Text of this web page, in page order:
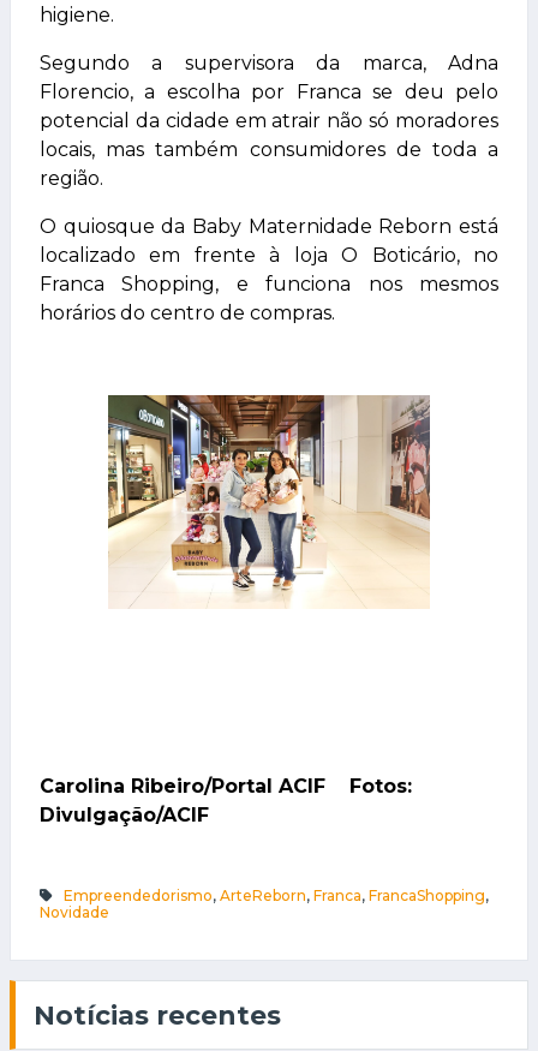
higiene.
Segundo a supervisora da marca, Adna
Florencio, a escolha por Franca se deu pelo
potencial da cidade em atrair não só moradores
locais, mas também consumidores de toda a
região.
O quiosque da Baby Maternidade Reborn está
localizado em frente à loja O Boticário, no
Franca Shopping, e funciona nos mesmos
horários do centro de compras.
Carolina Ribeiro/Portal ACIF Fotos:
Divulgação/ACIF
Empreendedorismo,ArteReborn,Franca,FrancaShopping,
Novidade
Notícias recentes